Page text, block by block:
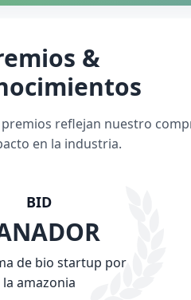
&
premios reflejan nuestro
en la industria.
BID
de bio startup por
la amazonia